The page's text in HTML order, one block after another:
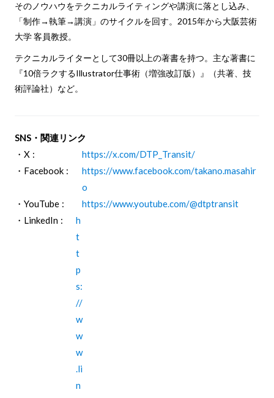
そのノウハウをテクニカルライティングや講演に落とし込み、
「制作→執筆→講演」のサイクルを回す。2015年から大阪芸術
大学 客員教授。
テクニカルライターとして30冊以上の著書を持つ。主な著書に
『10倍ラクするIllustrator仕事術（増強改訂版）』（共著、技
術評論社）など。
SNS・関連リンク
・X :
https://x.com/DTP_Transit/
・Facebook :
https://www.facebook.com/takano.masahir
o
・YouTube :
https://www.youtube.com/@dtptransit
・LinkedIn :
h
t
t
p
s:
//
w
w
w
.li
n